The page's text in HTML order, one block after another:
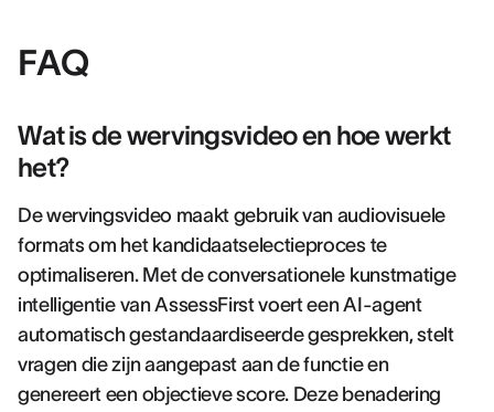
FAQ
Wat is de wervingsvideo en hoe werkt
het?
De wervingsvideo maakt gebruik van audiovisuele
formats om het kandidaatselectieproces te
optimaliseren. Met de conversationele kunstmatige
intelligentie van AssessFirst voert een AI-agent
automatisch gestandaardiseerde gesprekken, stelt
vragen die zijn aangepast aan de functie en
genereert een objectieve score. Deze benadering